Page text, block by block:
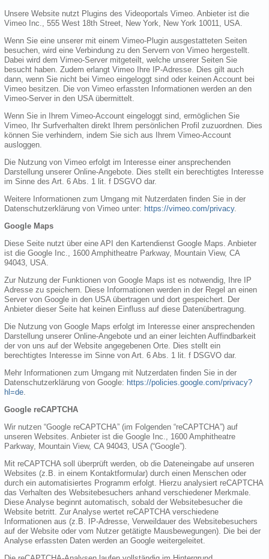
Unsere Website nutzt Plugins des Videoportals Vimeo. Anbieter ist die
Vimeo Inc., 555 West 18th Street, New York, New York 10011, USA.
Wenn Sie eine unserer mit einem Vimeo-Plugin ausgestatteten Seiten
besuchen, wird eine Verbindung zu den Servern von Vimeo hergestellt.
Dabei wird dem Vimeo-Server mitgeteilt, welche unserer Seiten Sie
besucht haben. Zudem erlangt Vimeo Ihre IP-Adresse. Dies gilt auch
dann, wenn Sie nicht bei Vimeo eingeloggt sind oder keinen Account bei
Vimeo besitzen. Die von Vimeo erfassten Informationen werden an den
Vimeo-Server in den USA übermittelt.
Wenn Sie in Ihrem Vimeo-Account eingeloggt sind, ermöglichen Sie
Vimeo, Ihr Surfverhalten direkt Ihrem persönlichen Profil zuzuordnen. Dies
können Sie verhindern, indem Sie sich aus Ihrem Vimeo-Account
ausloggen.
Die Nutzung von Vimeo erfolgt im Interesse einer ansprechenden
Darstellung unserer Online-Angebote. Dies stellt ein berechtigtes Interesse
im Sinne des Art. 6 Abs. 1 lit. f DSGVO dar.
Weitere Informationen zum Umgang mit Nutzerdaten finden Sie in der
Datenschutzerklärung von Vimeo unter: https://vimeo.com/privacy.
Google Maps
Diese Seite nutzt über eine API den Kartendienst Google Maps. Anbieter
ist die Google Inc., 1600 Amphitheatre Parkway, Mountain View, CA
94043, USA.
Zur Nutzung der Funktionen von Google Maps ist es notwendig, Ihre IP
Adresse zu speichern. Diese Informationen werden in der Regel an einen
Server von Google in den USA übertragen und dort gespeichert. Der
Anbieter dieser Seite hat keinen Einfluss auf diese Datenübertragung.
Die Nutzung von Google Maps erfolgt im Interesse einer ansprechenden
Darstellung unserer Online-Angebote und an einer leichten Auffindbarkeit
der von uns auf der Website angegebenen Orte. Dies stellt ein
berechtigtes Interesse im Sinne von Art. 6 Abs. 1 lit. f DSGVO dar.
Mehr Informationen zum Umgang mit Nutzerdaten finden Sie in der
Datenschutzerklärung von Google: https://policies.google.com/privacy?
hl=de
Google reCAPTCHA
Wir nutzen “Google reCAPTCHA” (im Folgenden “reCAPTCHA”) auf
unseren Websites. Anbieter ist die Google Inc., 1600 Amphitheatre
Parkway, Mountain View, CA 94043, USA (“Google”).
Mit reCAPTCHA soll überprüft werden, ob die Dateneingabe auf unseren
Websites (z.B. in einem Kontaktformular) durch einen Menschen oder
durch ein automatisiertes Programm erfolgt. Hierzu analysiert reCAPTCHA
das Verhalten des Websitebesuchers anhand verschiedener Merkmale.
Diese Analyse beginnt automatisch, sobald der Websitebesucher die
Website betritt. Zur Analyse wertet reCAPTCHA verschiedene
Informationen aus (z.B. IP-Adresse, Verweildauer des Websitebesuchers
auf der Website oder vom Nutzer getätigte Mausbewegungen). Die bei der
Analyse erfassten Daten werden an Google weitergeleitet.